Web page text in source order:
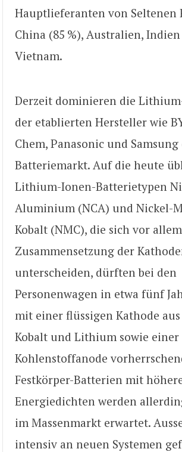
Hauptlieferanten von Seltenen
China (85 %), Australien,
Vietnam.
Derzeit dominieren die
der etablierten Hersteller wie
Chem, Panasonic und Samsung
Batteriemarkt. Auf die heute
Lithium-Ionen-Batterietypen
Aluminium (NCA) und Nickel-
Kobalt (NMC), die sich vor
Zusammensetzung der
unterscheiden, dürften bei den
Personenwagen in etwa fünf
mit einer flüssigen Kathode
Kobalt und Lithium sowie einer
Kohlenstoffanode
Festkörper-Batterien mit
Energiedichten werden
im Massenmarkt erwartet.
intensiv an neuen Systemen